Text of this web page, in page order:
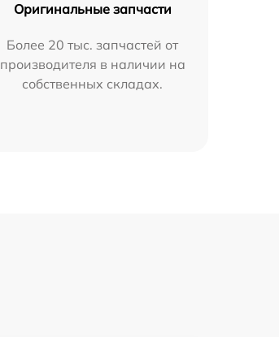
Оригинальные запчасти
Более 20 тыс. запчастей от
производителя в наличии на
собственных складах.